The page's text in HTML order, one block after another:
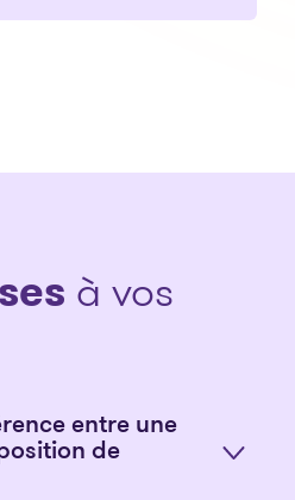
à vos
entre une
de